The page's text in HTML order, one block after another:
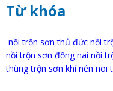
Từ khóa
nồi trộn sơn thủ đức nồi
nồi trộn sơn đồng nai nồi
thùng trộn sơn khí nén noi